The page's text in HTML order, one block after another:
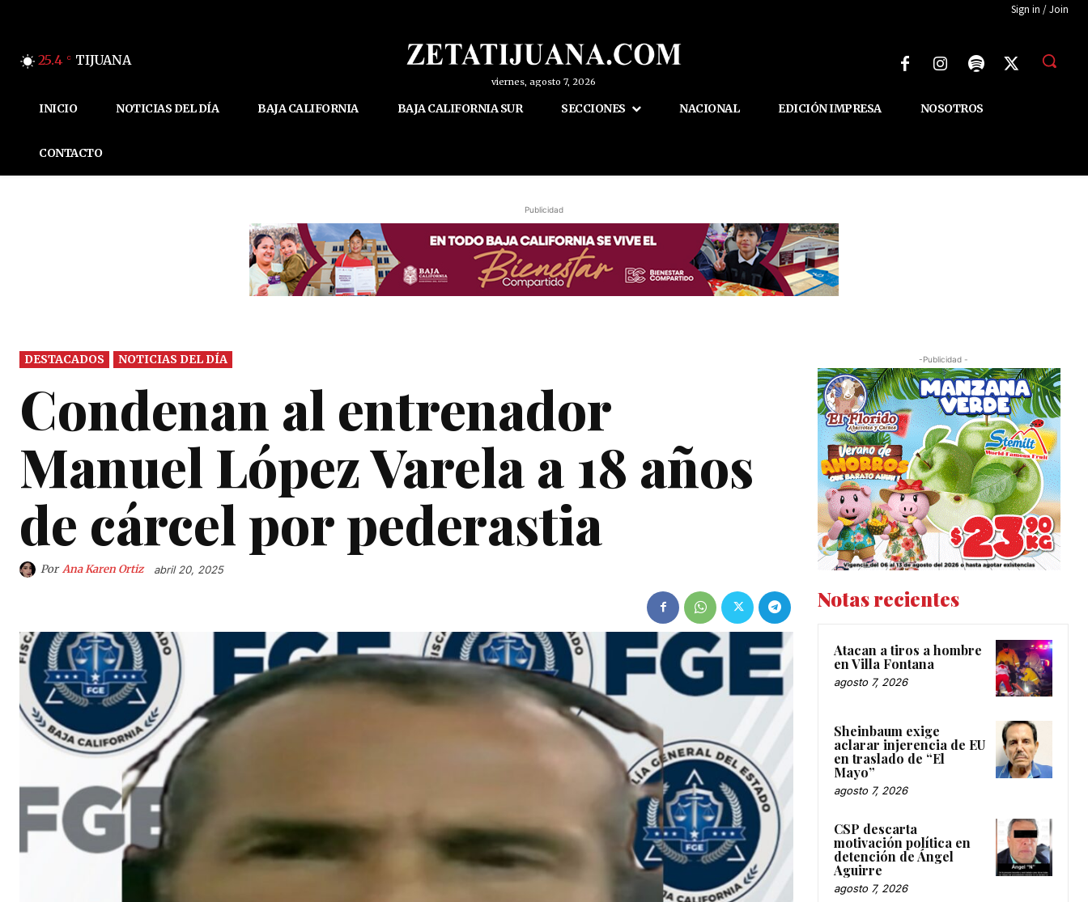
Sign in / Join
25.4 C TIJUANA
viernes, agosto 7, 2026
INICIO NOTICIAS DEL DÍA BAJA CALIFORNIA BAJA CALIFORNIA SUR SECCIONES NACIONAL EDICIÓN IMPRESA NOSOTROS
CONTACTO
Publicidad
DESTACADOS NOTICIAS DEL DÍA
Condenan al entrenador
Manuel López Varela a 18 años
de cárcel por pederastia
Por Ana Karen Ortiz abril 20, 2025
-Publicidad -
Notas recientes
Atacan a tiros a hombre
en Villa Fontana
agosto 7, 2026
Sheinbaum exige
aclarar injerencia de EU
en traslado de “El
Mayo”
agosto 7, 2026
CSP descarta
motivación política en
detención de Ángel
Aguirre
agosto 7, 2026